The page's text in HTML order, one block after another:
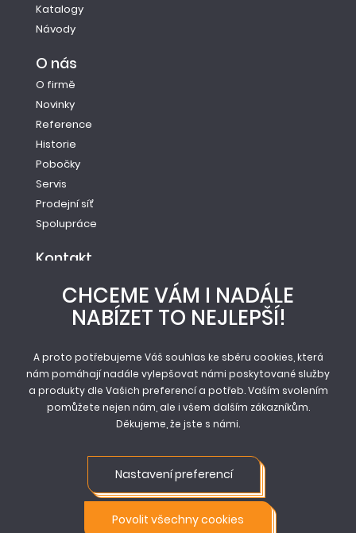
Katalogy
Návody
O nás
O firmě
Novinky
Reference
Historie
Pobočky
Servis
Prodejní síť
Spolupráce
Kontakt
E-mail: info@newag.cz
Kontaktní formulář
Vestecká 104
252 41, Zlatníky - Hodkovice
Obchodní podmínky
Ochrana osobních údajů
Nastavení cookie
CHCEME VÁM I NADÁLE
NABÍZET TO NEJLEPŠÍ!
A proto potřebujeme Váš souhlas ke sběru cookies, která
nám pomáhají nadále vylepšovat námi poskytované služby
a produkty dle Vašich preferencí a potřeb. Vaším svolením
pomůžete nejen nám, ale i všem dalším zákazníkům.
Děkujeme, že jste s námi.
Nastavení preferencí
Povolit všechny cookies